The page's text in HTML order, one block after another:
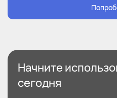
Начните
сегодня